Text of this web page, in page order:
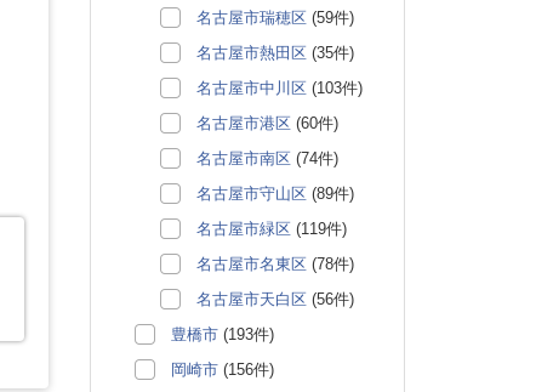
名古屋市瑞穂区 (59件)
名古屋市熱田区 (35件)
名古屋市中川区 (103件)
名古屋市港区 (60件)
名古屋市南区 (74件)
名古屋市守山区 (89件)
名古屋市緑区 (119件)
名古屋市名東区 (78件)
名古屋市天白区 (56件)
豊橋市 (193件)
岡崎市 (156件)